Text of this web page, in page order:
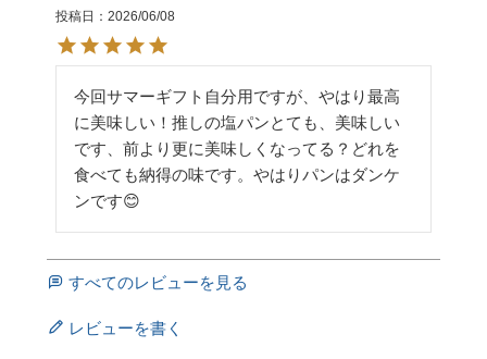
投稿日
2026/06/08
今回サマーギフト自分用ですが、やはり最高
に美味しい！推しの塩パンとても、美味しい
です、前より更に美味しくなってる？どれを
食べても納得の味です。やはりパンはダンケ
ンです😊
すべてのレビューを見る
レビューを書く